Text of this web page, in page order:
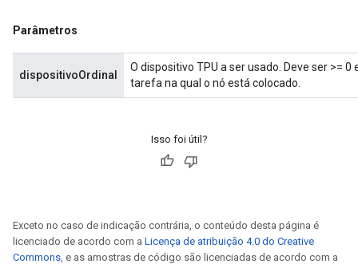
Parâmetros
dispositivoOrdinal
O dispositivo TPU a ser usado. Deve ser >=
tarefa na qual o nó está colocado.
Isso foi útil?
Exceto no caso de indicação contrária, o conteúdo desta página é
licenciado de acordo com a Licença de atribuição 4.0 do Creative
Commons, e as amostras de código são licenciadas de acordo com a